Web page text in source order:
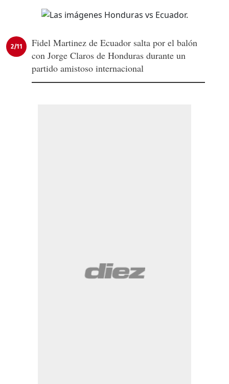
2/11
Fidel Martinez de Ecuador salta por el balón
con Jorge Claros de Honduras durante un
partido amistoso internacional